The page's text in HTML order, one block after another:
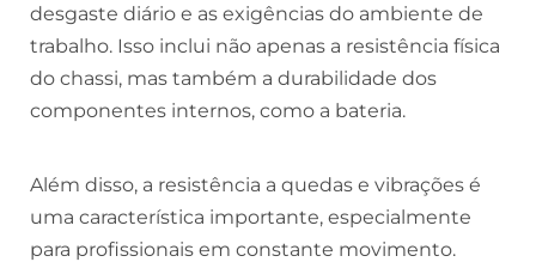
desgaste diário e as exigências do ambiente de
trabalho. Isso inclui não apenas a resistência física
do chassi, mas também a durabilidade dos
componentes internos, como a bateria.
Além disso, a resistência a quedas e vibrações é
uma característica importante, especialmente
para profissionais em constante movimento.